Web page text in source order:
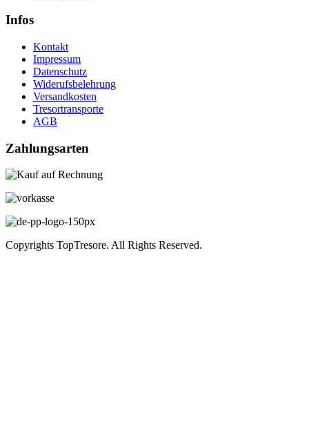
Infos
Kontakt
Impressum
Datenschutz
Widerufsbelehrung
Versandkosten
Tresortransporte
AGB
Zahlungsarten
Copyrights TopTresore. All Rights Reserved.